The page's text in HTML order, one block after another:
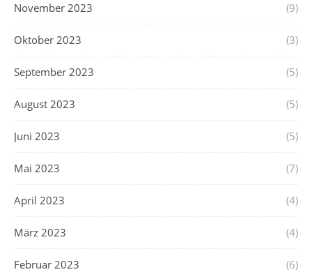
November 2023 (9)
Oktober 2023 (3)
September 2023 (5)
August 2023 (5)
Juni 2023 (5)
Mai 2023 (7)
April 2023 (4)
März 2023 (4)
Februar 2023 (6)